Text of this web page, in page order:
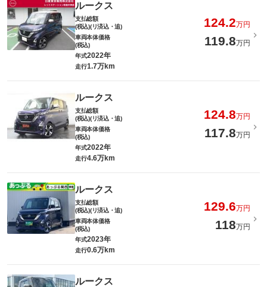
ルークス
支払総額
(税込)(リ済込・追)
124.2万円
車両本体価格
(税込)
119.8万円
年式2022年
走行1.7万km
ルークス
支払総額
(税込)(リ済込・追)
124.8万円
車両本体価格
(税込)
117.8万円
年式2022年
走行4.6万km
ルークス
支払総額
(税込)(リ済込・追)
129.6万円
車両本体価格
(税込)
118万円
年式2023年
走行0.6万km
ルークス